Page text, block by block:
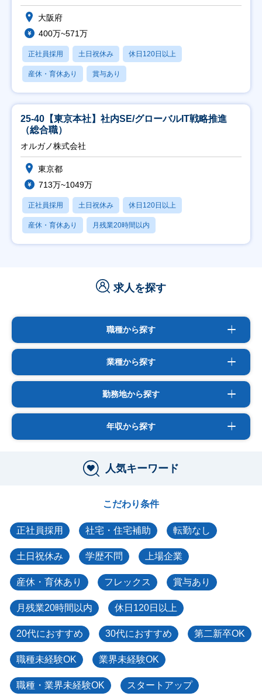
大阪府
400万~571万
正社員採用 土日祝休み 休日120日以上
産休・育休あり 賞与あり
25-40【東京本社】社内SE/グローバルIT戦略推進
（総合職）
オルガノ株式会社
東京都
713万~1049万
正社員採用 土日祝休み 休日120日以上
産休・育休あり 月残業20時間以内
求人を探す
職種から探す
業種から探す
勤務地から探す
年収から探す
人気キーワード
こだわり条件
正社員採用 社宅・住宅補助 転勤なし
土日祝休み 学歴不問 上場企業
産休・育休あり フレックス 賞与あり
月残業20時間以内 休日120日以上
20代におすすめ 30代におすすめ 第二新卒OK
職種未経験OK 業界未経験OK
職種・業界未経験OK スタートアップ